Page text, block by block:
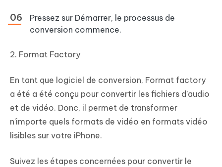
Pressez sur Démarrer, le processus de
conversion commence.
2. Format Factory
En tant que logiciel de conversion, Format factory
a été a été conçu pour convertir les fichiers d’audio
et de vidéo. Donc, il permet de transformer
n'importe quels formats de vidéo en formats vidéo
lisibles sur votre iPhone.
Suivez les étapes concernées pour convertir le